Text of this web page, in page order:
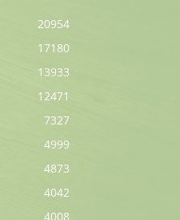
20954
17180
13933
12471
7327
4999
4873
4042
4008